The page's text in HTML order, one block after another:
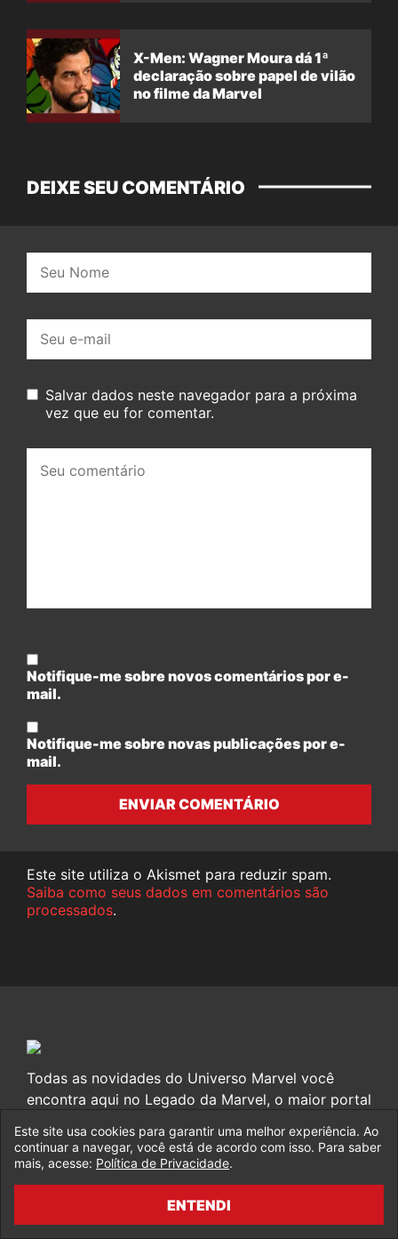
X-Men: Wagner Moura dá 1ª
declaração sobre papel de vilão
no filme da Marvel
DEIXE SEU COMENTÁRIO
mail:
Salvar dados neste navegador para a próxima
vez que eu for comentar.
comentário:
Notifique-me sobre novos comentários por e-
mail.
Notifique-me sobre novas publicações por e-
mail.
ENVIAR COMENTÁRIO
Este site utiliza o Akismet para reduzir spam.
Saiba como seus dados em comentários são
processados.
Todas as novidades do Universo Marvel você
encontra aqui no Legado da Marvel, o maior portal
Este site usa cookies para garantir uma melhor experiência. Ao
continuar a navegar, você está de acordo com isso. Para saber
mais, acesse: Política de Privacidade.
ENTENDI